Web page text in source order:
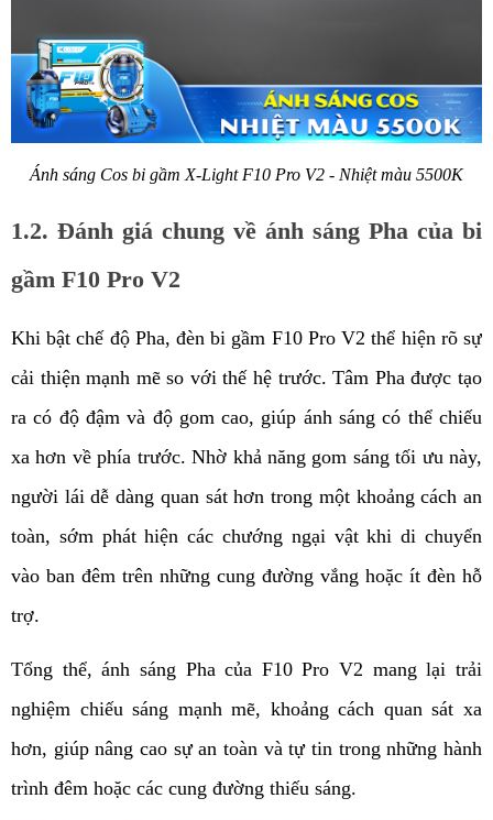
Ánh sáng Cos bi gầm X-Light F10 Pro V2 - Nhiệt màu 5500K
1.2. Đánh giá chung về ánh sáng Pha của bi
gầm F10 Pro V2
Khi bật chế độ Pha, đèn bi gầm F10 Pro V2 thể hiện rõ sự
cải thiện mạnh mẽ so với thế hệ trước. Tâm Pha được tạo
ra có độ đậm và độ gom cao, giúp ánh sáng có thể chiếu
xa hơn về phía trước. Nhờ khả năng gom sáng tối ưu này,
người lái dễ dàng quan sát hơn trong một khoảng cách an
toàn, sớm phát hiện các chướng ngại vật khi di chuyển
vào ban đêm trên những cung đường vắng hoặc ít đèn hỗ
trợ.
Tổng thể, ánh sáng Pha của F10 Pro V2 mang lại trải
nghiệm chiếu sáng mạnh mẽ, khoảng cách quan sát xa
hơn, giúp nâng cao sự an toàn và tự tin trong những hành
trình đêm hoặc các cung đường thiếu sáng.